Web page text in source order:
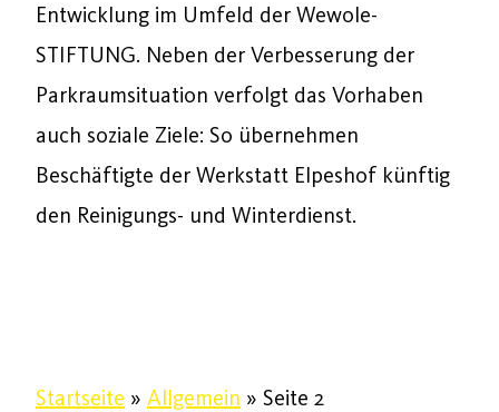
Entwicklung im Umfeld der Wewole-
STIFTUNG. Neben der Verbesserung der
Parkraumsituation verfolgt das Vorhaben
auch soziale Ziele: So übernehmen
Beschäftigte der Werkstatt Elpeshof künftig
den Reinigungs- und Winterdienst.
Startseite » Allgemein » Seite 2